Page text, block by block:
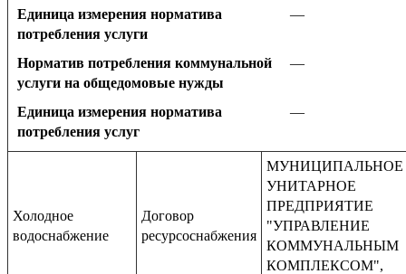
Единица измерения норматива
потребления услуги
—
Норматив потребления коммунальной
услуги на общедомовые нужды
—
Единица измерения норматива
потребления услуг
—
Холодное
водоснабжение
Договор
ресурсоснабжения
МУНИЦИПАЛЬНОЕ
УНИТАРНОЕ
ПРЕДПРИЯТИЕ
"УПРАВЛЕНИЕ
КОММУНАЛЬНЫМ
КОМПЛЕКСОМ",